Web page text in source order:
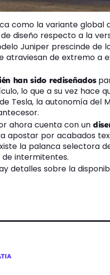
como la variante global
diseño respecto a la
Juniper prescinde de
atraviesan de extremo
han sido rediseñados
lo que a su vez hace
Tesla, la autonomía del
ahora cuenta con un
apostar por acabados
la palanca selectora
intermitentes.
detalles sobre la